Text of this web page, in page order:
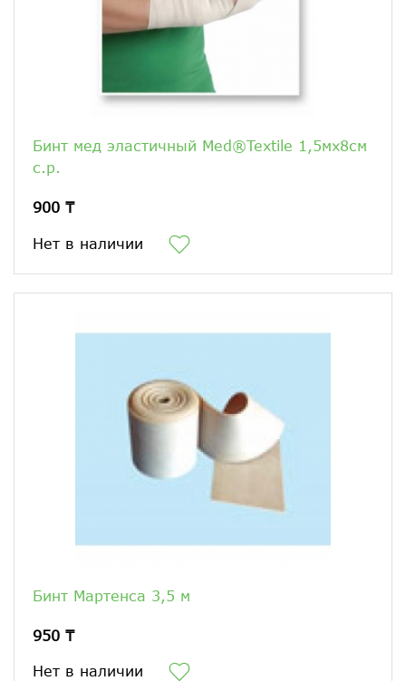
Бинт мед эластичный Med®Textile 1,5мх8см
с.р.
900 ₸
Нет в наличии
Бинт Мартенса 3,5 м
950 ₸
Нет в наличии